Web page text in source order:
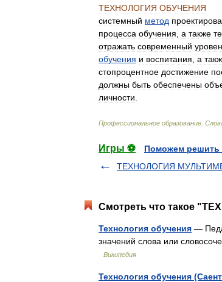
ТЕХНОЛОГИЯ ОБУЧЕНИЯ
системный метод
процесса обучения а также
отражать современный
обучения и воспитания а
стопроцентное достижение
должны быть обеспечены
личности
Профессиональное образование
Игры ⚽
Поможем решить
ТЕХНОЛОГИЯ
Смотреть что такое
Технология обучения —
значений слова или
Википедия
Технология обучения